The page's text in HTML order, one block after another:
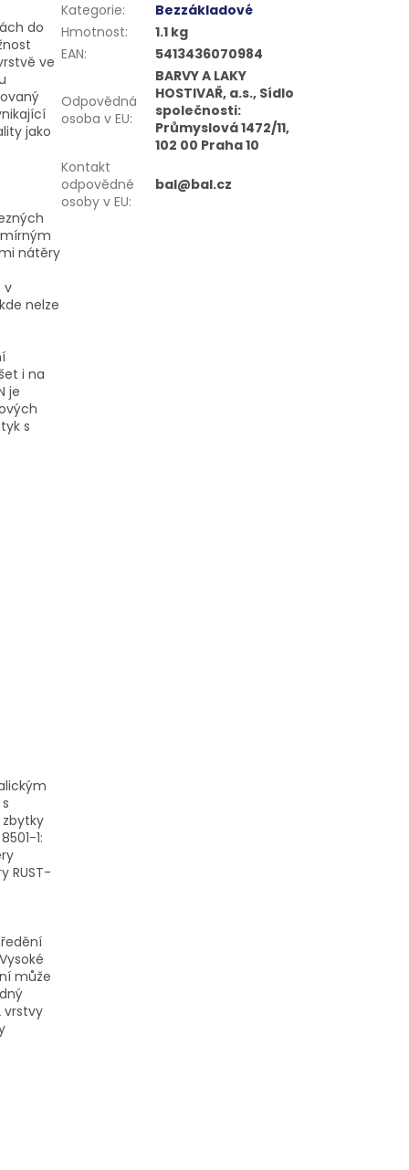
do
ve
jako
nátěry
v
nelze
i na
je
s
1:
RUST-
může
vrstvy
Kategorie:
Bezzákladové
Hmotnost:
1.1 kg
EAN: 5413436070984
Odpovědná
osoba v EU:
BARVY A LAKY
HOSTIVAŘ, a.s., Sídlo
společnosti:
Průmyslová 1472/11,
102 00 Praha 10
Kontakt
odpovědné
osoby v EU:
bal@bal.cz